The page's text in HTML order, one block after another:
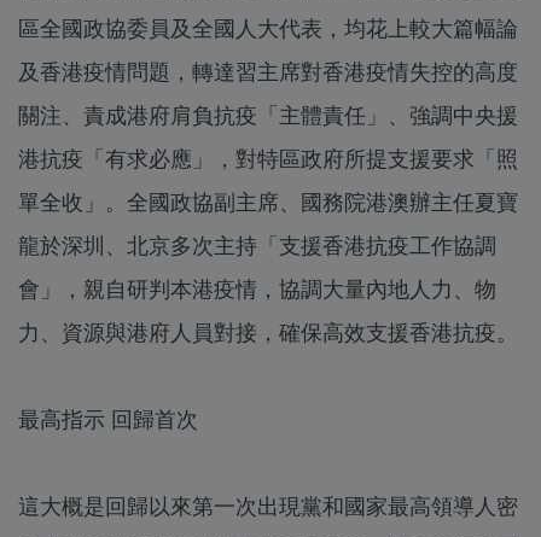
區全國政協委員及全國人大代表，均花上較大篇幅論
及香港疫情問題，轉達習主席對香港疫情失控的高度
關注、責成港府肩負抗疫「主體責任」、強調中央援
港抗疫「有求必應」，對特區政府所提支援要求「照
單全收」。全國政協副主席、國務院港澳辦主任夏寶
龍於深圳、北京多次主持「支援香港抗疫工作協調
會」，親自研判本港疫情，協調大量內地人力、物
力、資源與港府人員對接，確保高效支援香港抗疫。
最高指示 回歸首次
這大概是回歸以來第一次出現黨和國家最高領導人密